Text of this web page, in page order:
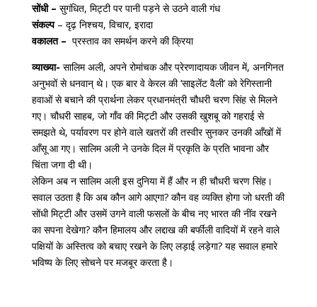
सोंधी – सुगंधित, मिट्टी पर पानी पड़ने से उठने वाली गंध
संकल्प– दृढ़ निश्चय, विचार, इरादा
वकालत – प्रस्ताव का समर्थन करने की क्रिया
व्याख्या- सालिम अली, अपने रोमांचक और प्रेरणादायक जीवन में, अनगिनत
अनुभवों से धनवान् थे। एक बार वे केरल की ‘साइलेंट वैली’ को रेगिस्तानी
हवाओं से बचाने की प्रार्थना लेकर प्रधानमंत्री चौधरी चरण सिंह से मिलने
गए। चौधरी साहब, जो गाँव की मिट्टी और उसकी खुशबू को गहराई से
समझते थे, पर्यावरण पर होने वाले खतरों की तस्वीर सुनकर उनकी आँखों में
आँसू आ गए। सालिम अली ने उनके दिल में प्रकृति के प्रति भावना और
चिंता जगा दी थी।
लेकिन अब न सालिम अली इस दुनिया में हैं और न ही चौधरी चरण सिंह।
सवाल उठता है कि अब कौन आगे आएगा? कौन वह व्यक्ति होगा जो धरती की
सोंधी मिट्टी और उसमें उगने वाली फसलों के बीच नए भारत की नींव रखने
का सपना देखेगा? कौन हिमालय और लद्दाख की बर्फीली वादियों में रहने वाले
पक्षियों के अस्तित्व को बचाए रखने के लिए लड़ाई लड़ेगा? यह सवाल हमारे
भविष्य के लिए सोचने पर मजबूर करता है।